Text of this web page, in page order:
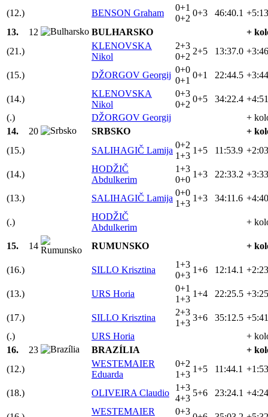
(12.) BENSON Graham
0+1
0+2
0+3 46:40.1
13.
12 BULHARSKO
+
(21.)
KLENOVSKA
Nikol
2+3
0+2
2+5 13:37.0
(15.) DŽORGOV Georgij
0+0
0+1
0+1 22:44.5
(14.)
KLENOVSKA
Nikol
0+3
0+2
0+5 34:22.4
(.)
DŽORGOV Georgij
+
14.
20 SRBSKO
+
(15.)
SALIHAGIČ Lamija
0+2
1+3
1+5 11:53.9
(14.)
HODŽIČ
Abdulkerim
1+3
0+0
1+3 22:33.2
(13.) SALIHAGIČ Lamija
0+0
1+3
1+3 34:11.6
(.)
HODŽIČ
Abdulkerim
+
15. 14 RUMUNSKO +
(16.) SILLO Krisztina
1+3
0+3
1+6 12:14.1
(13.) URS Horia
0+1
1+3
1+4 22:25.5
(17.) SILLO Krisztina
2+3
1+3
3+6 35:12.5
(.)
URS Horia
+
16.
23 BRAZÍLIA
+
(12.)
WESTEMAIER
Eduarda
0+2
1+3
1+5 11:44.1
(18.) OLIVEIRA Claudio
1+3
4+3
5+6 23:24.1
WESTEMAIER
0+3